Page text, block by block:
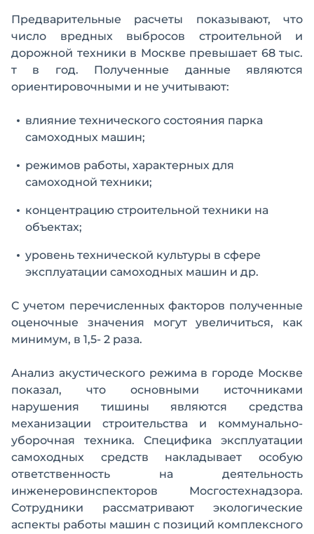
Предварительные расчеты показывают, что
число вредных выбросов строительной и
дорожной техники в Москве превышает 68 тыс.
т в год. Полученные данные являются
ориентировочными и не учитывают:
влияние технического состояния парка
самоходных машин;
режимов работы, характерных для
самоходной техники;
концентрацию строительной техники на
объектах;
уровень технической культуры в сфере
эксплуатации самоходных машин и др.
С учетом перечисленных факторов полученные
оценочные значения могут увеличиться, как
минимум, в 1,5- 2 раза.
Анализ акустического режима в городе Москве
показал, что основными источниками
нарушения тишины являются средства
механизации строительства и коммунально-
уборочная техника. Специфика эксплуатации
самоходных средств накладывает особую
ответственность на деятельность
инженеровинспекторов Мосгостехнадзора.
Сотрудники рассматривают экологические
аспекты работы машин с позиций комплексного